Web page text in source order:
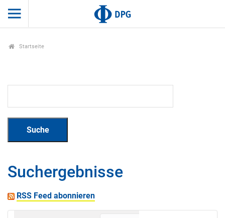
Startseite
Suchergebnisse
RSS Feed abonnieren